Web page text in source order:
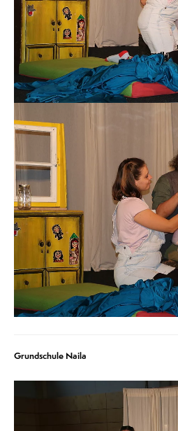
Grundschule Naila